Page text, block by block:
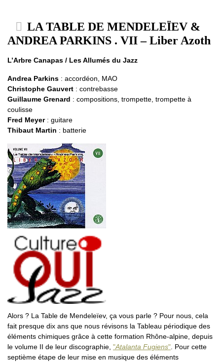
LA TABLE DE MENDELEÏEV &
ANDREA PARKINS . VII – Liber Azoth
L’Arbre Canapas / Les Allumés du Jazz
Andrea Parkins : accordéon, MAO
Christophe Gauvert : contrebasse
Guillaume Grenard : compositions, trompette, trompette à
coulisse
Fred Meyer: guitare
Thibaut Martin : batterie
Alors ? La Table de Mendeleïev, ça vous parle ? Pour nous, cela
fait presque dix ans que nous révisons la Tableau périodique des
éléments chimiques grâce à cette formation Rhône-alpine, depuis
le volume II de leur discographie, "Atalanta Fugiens". Pour cette
septième étape de leur mise en musique des éléments